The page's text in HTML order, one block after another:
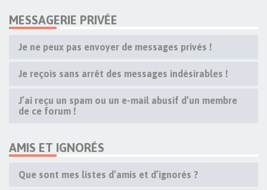
MESSAGERIE PRIVÉE
Je ne peux pas envoyer de messages privés !
Je reçois sans arrêt des messages indésirables !
J’ai reçu un spam ou un e-mail abusif d’un membre
de ce forum !
AMIS ET IGNORÉS
Que sont mes listes d’amis et d’ignorés ?